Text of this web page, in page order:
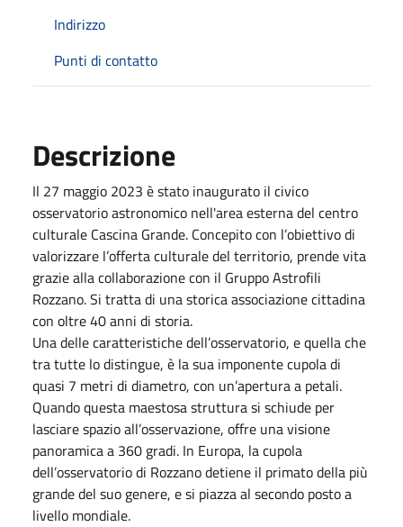
Indirizzo
Punti di contatto
Descrizione
Il 27 maggio 2023 è stato inaugurato il civico
osservatorio astronomico nell'area esterna del centro
culturale Cascina Grande. Concepito con l’obiettivo di
valorizzare l’offerta culturale del territorio, prende vita
grazie alla collaborazione con il Gruppo Astrofili
Rozzano. Si tratta di una storica associazione cittadina
con oltre 40 anni di storia.
Una delle caratteristiche dell’osservatorio, e quella che
tra tutte lo distingue, è la sua imponente cupola di
quasi 7 metri di diametro, con un’apertura a petali.
Quando questa maestosa struttura si schiude per
lasciare spazio all’osservazione, offre una visione
panoramica a 360 gradi. In Europa, la cupola
dell’osservatorio di Rozzano detiene il primato della più
grande del suo genere, e si piazza al secondo posto a
livello mondiale.